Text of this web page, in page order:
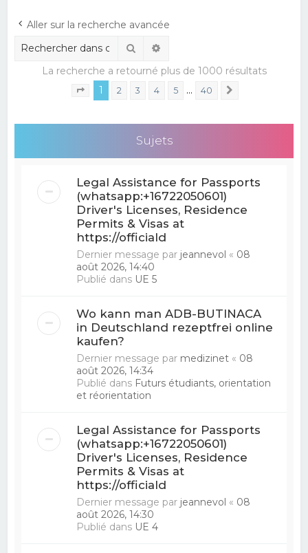
Aller sur la recherche avancée
Rechercher
La recherche a retourné plus de 1000 résultats
Page sur 40
1 2 3 4 5 … 40
Sujets
Legal Assistance for Passports
(whatsapp:+16722050601)
Driver's Licenses, Residence
Permits & Visas at
https://officiald
Dernier message par jeannevol « 08
août 2026, 14:40
Publié dans UE 5
Wo kann man ADB-BUTINACA
in Deutschland rezeptfrei online
kaufen?
Dernier message par medizinet « 08
août 2026, 14:34
Publié dans Futurs étudiants, orientation
et réorientation
Legal Assistance for Passports
(whatsapp:+16722050601)
Driver's Licenses, Residence
Permits & Visas at
https://officiald
Dernier message par jeannevol « 08
août 2026, 14:30
Publié dans UE 4